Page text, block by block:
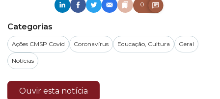
0
Categorias
Ações CMSP Covid Coronavírus Educação, Cultura Geral
Notícias
Ouvir esta notícia